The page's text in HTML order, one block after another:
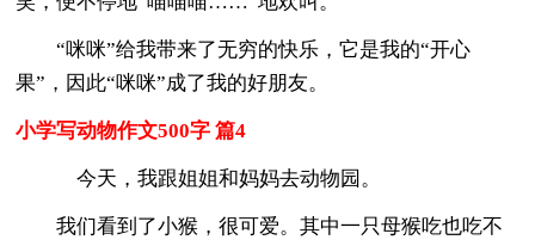
“咪咪”给我带来了无穷的快乐，它是我的“开心
果”，因此“咪咪”成了我的好朋友。
小学写动物作文500字 篇4
今天，我跟姐姐和妈妈去动物园。
我们看到了小猴，很可爱。其中一只母猴吃也吃不